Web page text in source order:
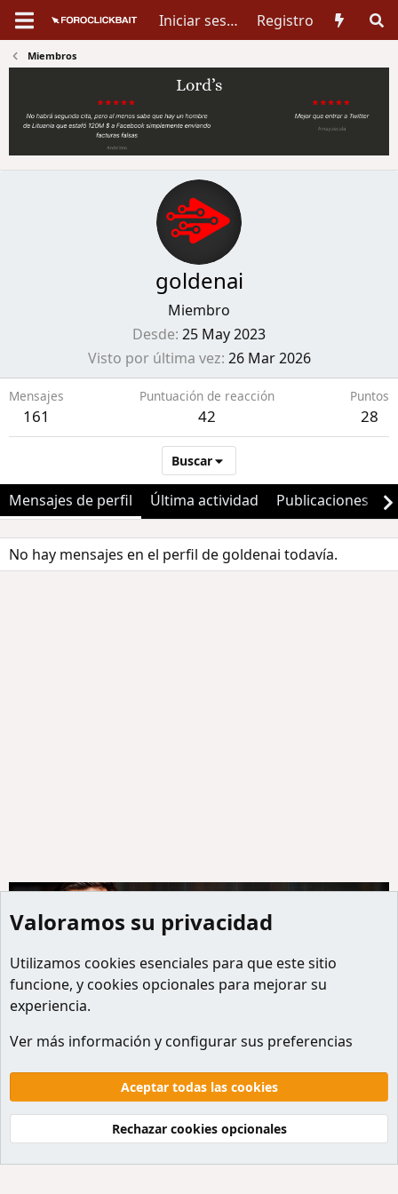
Iniciar sesión Registro
Miembros
goldenai
Miembro
Desde 25 May 2023
Visto por última vez 26 Mar 2026
Mensajes
161
Puntuación de reacción
42
Puntos
28
Buscar
Mensajes de perfil Última actividad Publicaciones
No hay mensajes en el perfil de goldenai todavía.
Miembros
Default style
Español
Términos y reglas
Politicas de privacidad
Ayuda
Inicio
R
S
S
Community platform by XenForo® © 2010-2026 XenForo Ltd.
Valoramos su privacidad
Utilizamos cookies esenciales para que este sitio
funcione, y cookies opcionales para mejorar su
experiencia.
Ver más información y configurar sus preferencias
Aceptar todas las cookies
Rechazar cookies opcionales